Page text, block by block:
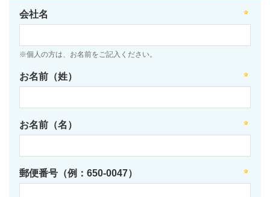
会社名
※個人の方は、お名前をご記入ください。
お名前（姓）
お名前（名）
郵便番号（例：650-0047）